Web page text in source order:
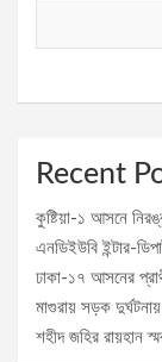
Recent
কুষ্টিয়া-১ আসনে
এনডিইউবি ইন্টার-
ঢাকা-১৭ আসনের
মাগুরায় সড়ক
শহীদ জহির রায়হান